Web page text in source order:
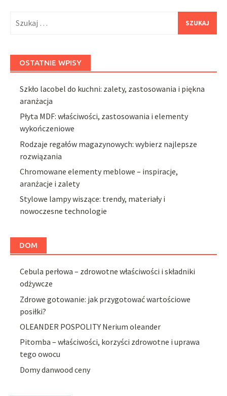
OSTATNIE WPISY
Szkło lacobel do kuchni: zalety, zastosowania i piękna
aranżacja
Płyta MDF: właściwości, zastosowania i elementy
wykończeniowe
Rodzaje regałów magazynowych: wybierz najlepsze
rozwiązania
Chromowane elementy meblowe – inspiracje,
aranżacje i zalety
Stylowe lampy wiszące: trendy, materiały i
nowoczesne technologie
DOM
Cebula perłowa – zdrowotne właściwości i składniki
odżywcze
Zdrowe gotowanie: jak przygotować wartościowe
posiłki?
OLEANDER POSPOLITY Nerium oleander
Pitomba – właściwości, korzyści zdrowotne i uprawa
tego owocu
Domy danwood ceny